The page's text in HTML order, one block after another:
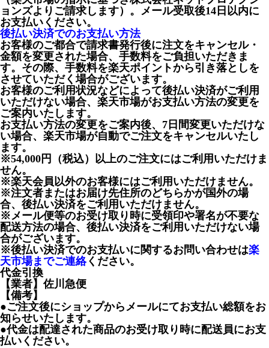
ョンズよりご請求します）。メール受取後14日以内に
お支払いください。
後払い決済でのお支払い方法
お客様のご都合で請求書発行後に注文をキャンセル・
金額を変更された場合、手数料をご負担いただきま
す。その際、手数料を楽天ポイントから引き落としを
させていただく場合がございます。
お客様のご利用状況などによって後払い決済がご利用
いただけない場合、楽天市場がお支払い方法の変更を
ご案内いたします。
お支払い方法の変更をご案内後、7日間変更いただけな
い場合、楽天市場が自動でご注文をキャンセルいたし
ます。
※54,000円（税込）以上のご注文にはご利用いただけま
せん。
※楽天会員以外のお客様にはご利用いただけません。
※注文者またはお届け先住所のどちらかが国外の場
合、後払い決済をご利用いただけません。
※メール便等のお受け取り時に受領印や署名が不要な
配送方法の場合、後払い決済をご利用いただけない場
合がございます。
※後払い決済でのお支払いに関するお問い合わせは楽
天市場までご連絡ください。
代金引換
【業者】佐川急便
【備考】
●ご注文後にショップからメールにてお支払い総額をお
知らせいたします。
●代金は配達された商品のお受け取り時に配送員にお支
払いください。